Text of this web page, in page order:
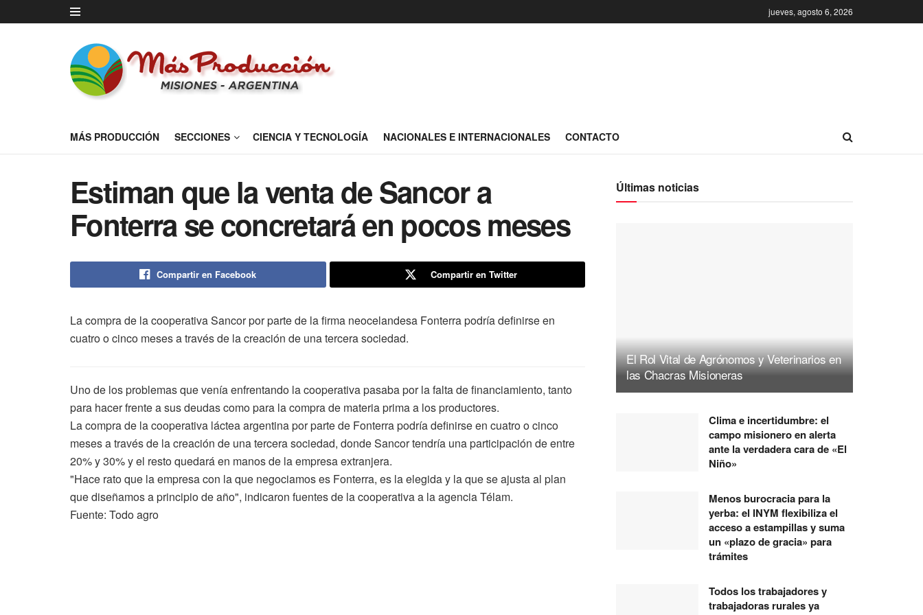
jueves, agosto 6, 2026
MÁS PRODUCCIÓN SECCIONES CIENCIA Y TECNOLOGÍA NACIONALES E INTERNACIONALES CONTACTO
Estiman que la venta de Sancor a
Fonterra se concretará en pocos meses
Compartir en Facebook Compartir en Twitter
La compra de la cooperativa Sancor por parte de la firma neocelandesa Fonterra podría definirse en
cuatro o cinco meses a través de la creación de una tercera sociedad.
Uno de los problemas que venía enfrentando la cooperativa pasaba por la falta de financiamiento, tanto
para hacer frente a sus deudas como para la compra de materia prima a los productores.
La compra de la cooperativa láctea argentina por parte de Fonterra podría definirse en cuatro o cinco
meses a través de la creación de una tercera sociedad, donde Sancor tendría una participación de entre
20% y 30% y el resto quedará en manos de la empresa extranjera.
"Hace rato que la empresa con la que negociamos es Fonterra, es la elegida y la que se ajusta al plan
que diseñamos a principio de año", indicaron fuentes de la cooperativa a la agencia Télam.
Fuente: Todo agro
Últimas noticias
El Rol Vital de Agrónomos y Veterinarios en
las Chacras Misioneras
Clima e incertidumbre: el
campo misionero en alerta
ante la verdadera cara de «El
Niño»
Menos burocracia para la
yerba: el INYM flexibiliza el
acceso a estampillas y suma
un «plazo de gracia» para
trámites
Todos los trabajadores y
trabajadoras rurales ya